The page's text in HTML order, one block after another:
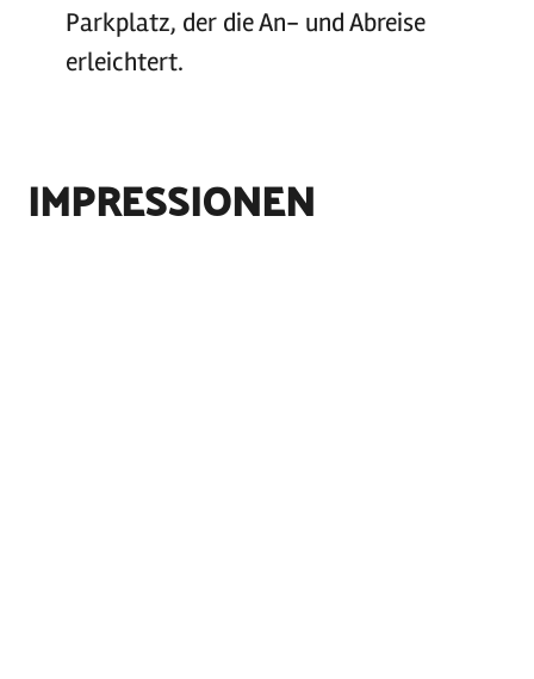
Parkplatz, der die An- und Abreise
erleichtert.
IMPRESSIONEN